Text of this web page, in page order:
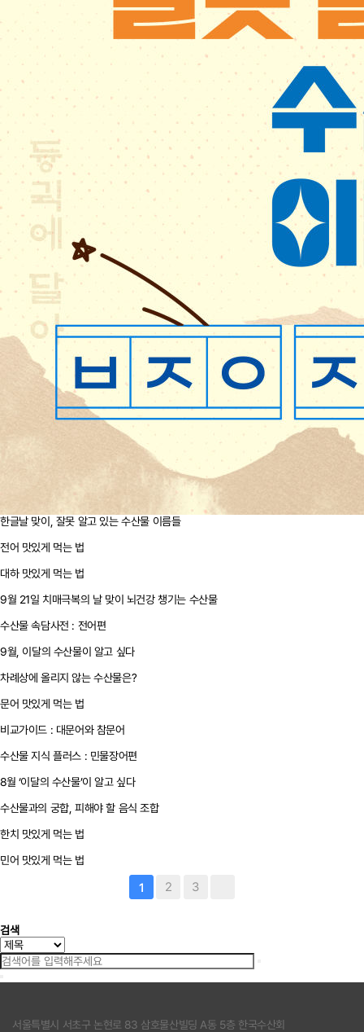
한글날 맞이, 잘못 알고 있는 수산물 이름들
전어 맛있게 먹는 법
대하 맛있게 먹는 법
9월 21일 치매극복의 날 맞이 뇌건강 챙기는 수산물
수산물 속담사전 : 전어편
9월, 이달의 수산물이 알고 싶다
차례상에 올리지 않는 수산물은?
문어 맛있게 먹는 법
비교가이드 : 대문어와 참문어
수산물 지식 플러스 : 민물장어편
8월 ‘이달의 수산물’이 알고 싶다
수산물과의 궁합, 피해야 할 음식 조합
한치 맛있게 먹는 법
민어 맛있게 먹는 법
1 2 3
검색
서울특별시 서초구 논현로 83 삼호물산빌딩 A동 5층 한국수산회